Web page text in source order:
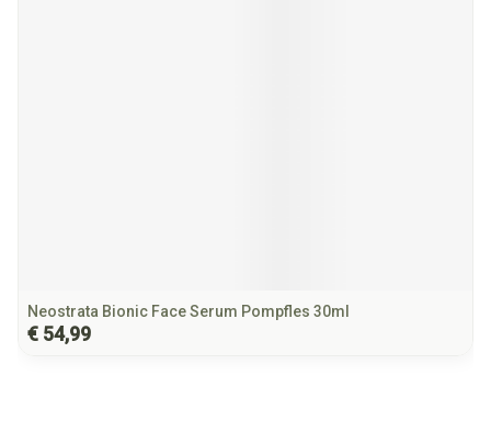
Neostrata Bionic Face Serum Pompfles 30ml
€ 54,99